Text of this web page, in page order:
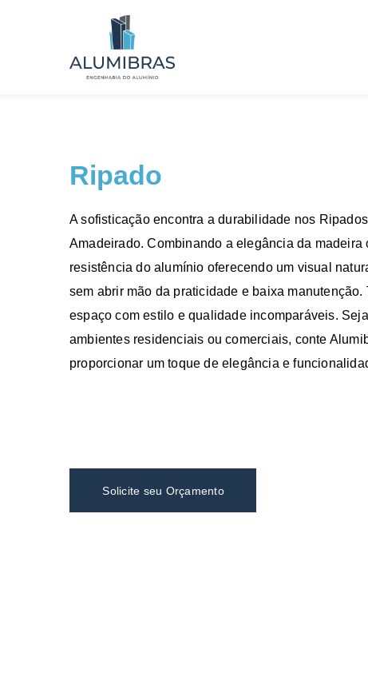
Ripado
A sofisticação encontra a durabilidade nos
Amadeirado. Combinando a elegância da madeira
resistência do alumínio oferecendo um visual
sem abrir mão da praticidade e baixa manutenção.
espaço com estilo e qualidade incomparáveis.
ambientes residenciais ou comerciais, conte
proporcionar um toque de elegância e
Solicite seu Orçamento